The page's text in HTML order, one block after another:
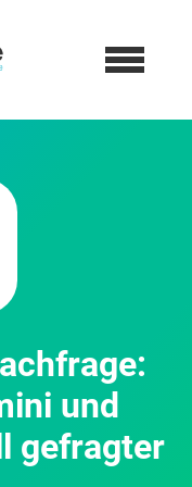
und
gefragter